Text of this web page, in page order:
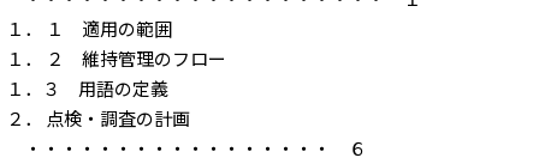
１． １ 適用の範囲
１． ２ 維持管理のフロー
１．３ 用語の定義
２． 点検・調査の計画
・・・・・・・・・・・・・・・・・ ６